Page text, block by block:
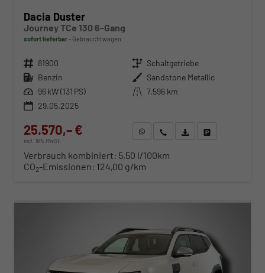
Dacia Duster
Journey TCe 130 6-Gang
sofort lieferbar Gebrauchtwagen
Fahrzeugnr. 81900 Getriebe Schaltgetriebe
Kraftstoff Benzin Außenfarbe Sandstone Metallic
Leistung 96 kW (131 PS) Kilometerstand 7.596 km
29.05.2025
25.570,– €
incl. 19% MwSt.
WhatsApp anfragen
Wir rufen Sie anFahrzeugexposé (PDF)
Verbrauch kombiniert: 5,50 l/100km
CO2-Emissionen: 124,00 g/km